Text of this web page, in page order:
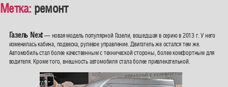
Метка: ремонт
Газель Next— новая модель популярной Газели, вошедшая в серию в 2013 г. У него
изменилась кабина, подвеска, рулевое управление. Двигатель же остался тем же.
Автомобиль стал более качественным с технической стороны, более комфортным для
водителя. Кроме того, внешность автомобиля стала более привлекательной.